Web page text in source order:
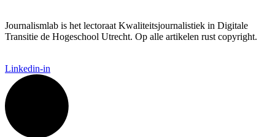
Journalismlab is het lectoraat Kwaliteitsjournalistiek in Digitale
Transitie de Hogeschool Utrecht. Op alle artikelen rust copyright.
Linkedin-in